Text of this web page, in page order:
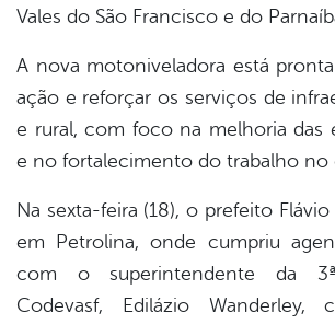
Vales do São Francisco e do
A nova motoniveladora está
ação e reforçar os serviços de
e rural, com foco na melhoria das
e no fortalecimento do trabalho no
Na sexta-feira (18), o prefeito
em Petrolina, onde cumpriu
com o superintendente da
Codevasf, Edilázio Wanderley,